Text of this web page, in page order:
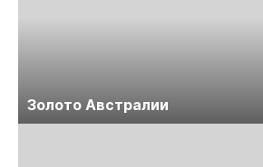
Золото Австралии